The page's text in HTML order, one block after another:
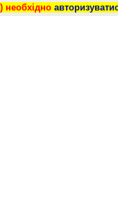
необхідно